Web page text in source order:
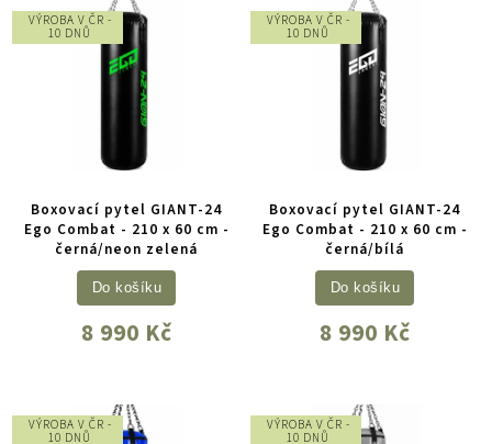
VÝROBA V ČR -
10 DNŮ
Boxovací pytel GIANT-24
Ego Combat - 210 x 60 cm -
černá/neon zelená
8 990 Kč
Do košíku
VÝROBA V ČR -
10 DNŮ
Boxovací pytel GIANT-24
Ego Combat - 210 x 60 cm -
černá/bílá
8 990 Kč
Do košíku
VÝROBA V ČR -
10 DNŮ
VÝROBA V ČR -
10 DNŮ